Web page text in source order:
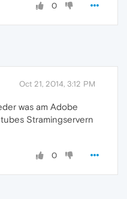
0
Oct 21, 2014, 3:12 PM
was am Adobe
Stramingservern
0